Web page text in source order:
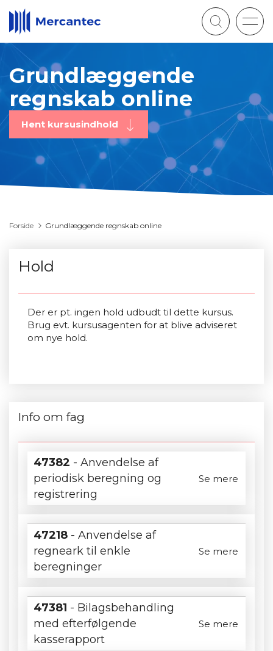
Grundlæggende
regnskab online
Hent kursusindhold
Forside Grundlæggende regnskab online
Hold
Der er pt. ingen hold udbudt til dette kursus.
Brug evt. kursusagenten for at blive adviseret
om nye hold.
Info om fag
47382 - Anvendelse af
periodisk beregning og
registrering
Se mere
47218 - Anvendelse af
regneark til enkle
beregninger
Se mere
47381 - Bilagsbehandling
med efterfølgende
kasserapport
Se mere